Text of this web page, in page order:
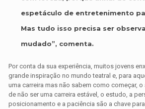
espetáculo de entretenimento
Mas tudo isso precisa ser
mudado”, comenta.
Por conta da sua experiência, muitos jovens
grande inspiração no mundo teatral e, para
uma carreira mas não sabem como começar,
de não ser uma carreira estável, o estudo, a
posicionamento e a paciência são a chave